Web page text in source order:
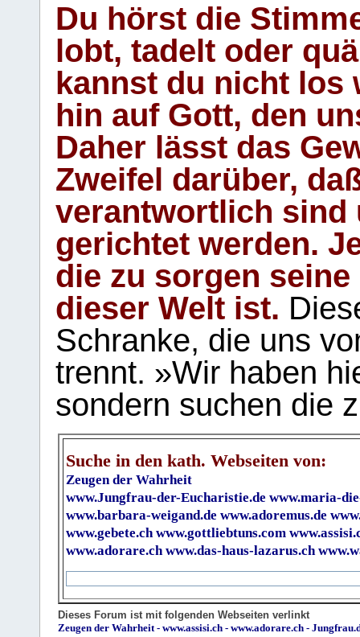
Du hörst die
lobt, tadelt oder
kannst du nicht los
hin auf Gott, den
Daher lässt das
Zweifel darüber,
verantwortlich sind
gerichtet werden.
die zu sorgen
dieser Welt ist.
Schranke, die uns
trennt. »Wir haben
sondern suchen die
Suche in den kath. Webseiten von:
Zeugen der Wahrheit
www.Jungfrau-der-Eucharistie.de www.maria-
www.barbara-weigand.de www.adoremus.de
www.gebete.ch www.gottliebtuns.com
www.adorare.ch www.das-haus-lazarus.ch
Dieses Forum ist mit folgenden Webseiten verlinkt
Zeugen der Wahrheit- www.assisi.ch - www.adorare.ch -